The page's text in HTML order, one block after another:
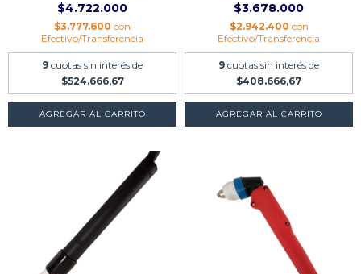
$4.722.000
$3.777.600 con
Efectivo/Transferencia
9 cuotas sin interés de
$524.666,67
AGREGAR AL CARRITO
$3.678.000
$2.942.400 con
Efectivo/Transferencia
9 cuotas sin interés de
$408.666,67
AGREGAR AL CARRITO